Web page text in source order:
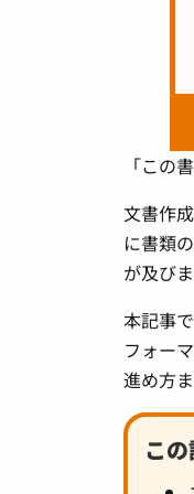
「この
文書作
に書類
が及びま
本記事で
フォー
進め方
こ